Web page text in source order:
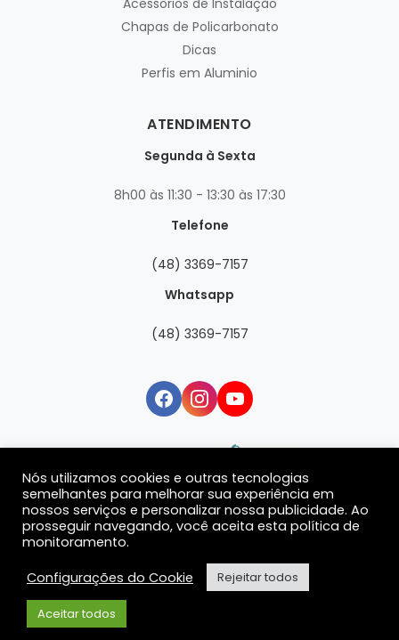
Acessorios de Instalação
Chapas de Policarbonato
Dicas
Perfis em Aluminio
ATENDIMENTO
Segunda à Sexta
8h00 às 11:30 - 13:30 às 17:30
Telefone
(48) 3369-7157
Whatsapp
(48) 3369-7157
© 2025 Todos os direitos Reservados. KGO ZANGRANDI GROUP -
CNPJ 54.286.254/0001-47
Nós utilizamos cookies e outras tecnologias
semelhantes para melhorar sua experiência em
nossos serviços e personalizar nossa publicidade. Ao
prosseguir navegando, você aceita esta política de
monitoramento.
Configurações do Cookie
Rejeitar todos
Aceitar todos